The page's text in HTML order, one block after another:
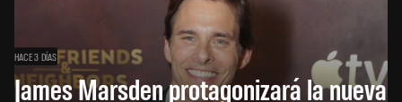
HACE 3 DÍAS
James Marsden protagonizará la nueva